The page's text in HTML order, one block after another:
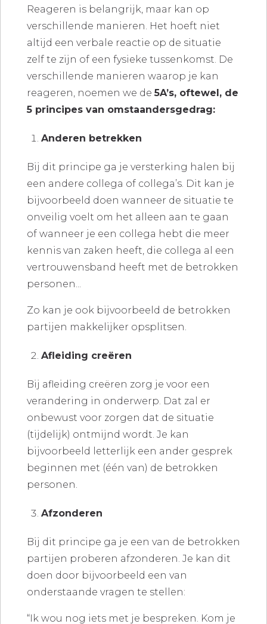
Reageren is belangrijk, maar kan op
verschillende manieren. Het hoeft niet
altijd een verbale reactie op de situatie
zelf te zijn of een fysieke tussenkomst. De
verschillende manieren waarop je kan
reageren, noemen we de5A’s, oftewel, de
5 principes van omstaandersgedrag:
Anderen betrekken
Bij dit principe ga je versterking halen bij
een andere collega of collega’s. Dit kan je
bijvoorbeeld doen wanneer de situatie te
onveilig voelt om het alleen aan te gaan
of wanneer je een collega hebt die meer
kennis van zaken heeft, die collega al een
vertrouwensband heeft met de betrokken
personen...
Zo kan je ook bijvoorbeeld de betrokken
partijen makkelijker opsplitsen.
Afleiding creëren
Bij afleiding creëren zorg je voor een
verandering in onderwerp. Dat zal er
onbewust voor zorgen dat de situatie
(tijdelijk) ontmijnd wordt. Je kan
bijvoorbeeld letterlijk een ander gesprek
beginnen met (één van) de betrokken
personen.
Afzonderen
Bij dit principe ga je een van de betrokken
partijen proberen afzonderen. Je kan dit
doen door bijvoorbeeld een van
onderstaande vragen te stellen:
“Ik wou nog iets met je bespreken. Kom je